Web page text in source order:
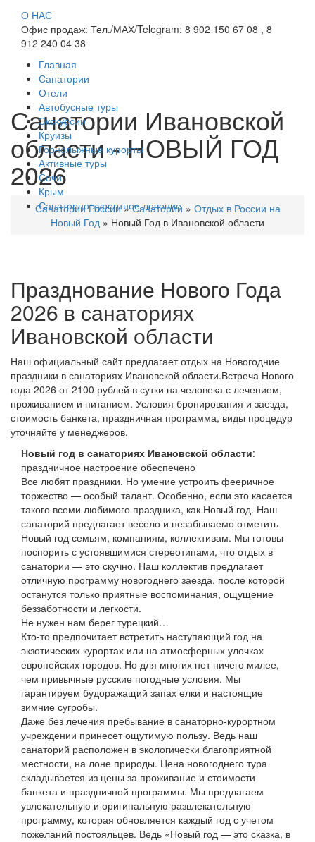
О НАС
Офис продаж: Тел./МАХ/Telegram: 8 902 150 67 08 , 8
912 240 04 38
Главная
Санатории
Отели
Автобусные туры
Экскурсии
Круизы
Горнолыжные курорты
Активные туры
Сочи
Крым
Санаторно-курортное лечение
Санатории Ивановской
области - НОВЫЙ ГОД
2026
Санатории России»Санатории » Отдых в России на
Новый Год » Новый Год в Ивановской области
Празднование Нового Года
2026 в санаториях
Ивановской области
Наш официальный сайт предлагает отдых на Новогодние
праздники в санаториях Ивановской области.Встреча Нового
года 2026 от 2100 рублей в сутки на человека с лечением,
проживанием и питанием. Условия бронирования и заезда,
стоимость банкета, праздничная программа, виды процедур
уточняйте у менеджеров.
Новый год в санаториях Ивановской области:
праздничное настроение обеспечено
Все любят праздники. Но умение устроить фееричное
торжество — особый талант. Особенно, если это касается
такого всеми любимого праздника, как Новый год. Наш
санаторий предлагает весело и незабываемо отметить
Новый год семьям, компаниям, коллективам. Мы готовы
поспорить с устоявшимися стереотипами, что отдых в
санатории — это скучно. Наш коллектив предлагает
отличную программу новогоднего заезда, после которой
останутся только приятные воспоминания, ощущение
беззаботности и легкости.
Не нужен нам берег турецкий…
Кто-то предпочитает встретить наступающий год на
экзотических курортах или на атмосферных улочках
европейских городов. Но для многих нет ничего милее,
чем привычные русские погодные условия. Мы
гарантируем будоражащий запах елки и настоящие
зимние сугробы.
Даже без лечения пребывание в санаторно-курортном
учреждении принесет ощутимую пользу. Ведь наш
санаторий расположен в экологически благоприятной
местности, на лоне природы. Цена новогоднего тура
складывается из цены за проживание и стоимости
банкета и праздничной программы. Мы предлагаем
увлекательную и оригинальную развлекательную
программу, которая обновляется каждый год с учетом
пожеланий постояльцев. Ведь «Новый год — это сказка, в